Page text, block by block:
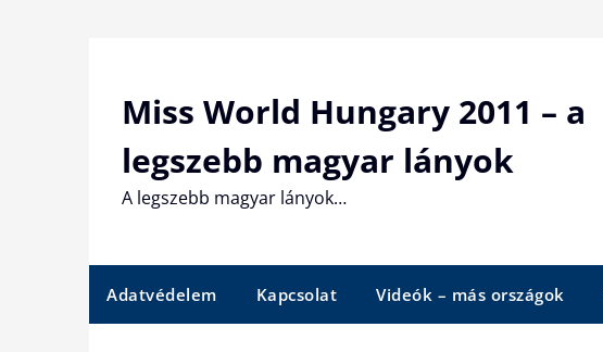
Miss World Hungary 2011 – a
legszebb magyar lányok
A legszebb magyar lányok…
Adatvédelem Kapcsolat Videók – más országok